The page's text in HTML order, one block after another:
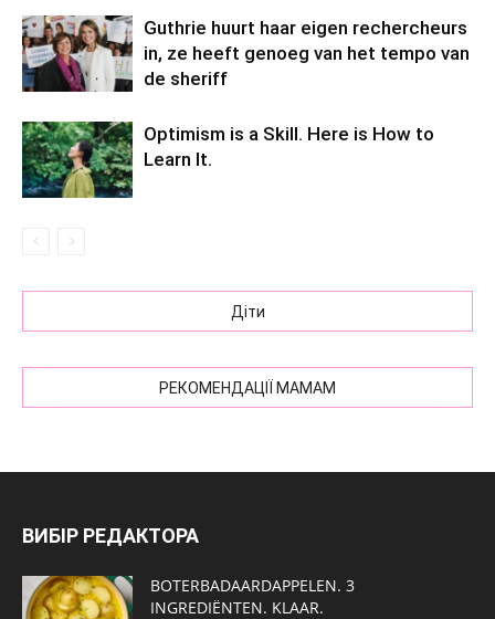
Guthrie huurt haar eigen rechercheurs
in, ze heeft genoeg van het tempo van
de sheriff
Optimism is a Skill. Here is How to
Learn It.
Діти
РЕКОМЕНДАЦІЇ МАМАМ
ВИБІР РЕДАКТОРА
BOTERBADAARDAPPELEN. 3
INGREDIËNTEN. KLAAR.